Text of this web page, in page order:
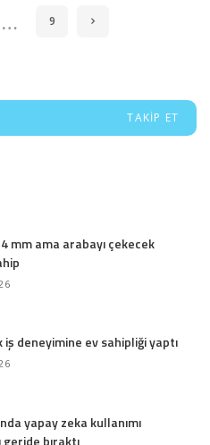
… 9
TAKIP ET
mm ama arabayı çekecek
iş deneyimine ev sahipliği yaptı
yapay zeka kullanımı
bıraktı